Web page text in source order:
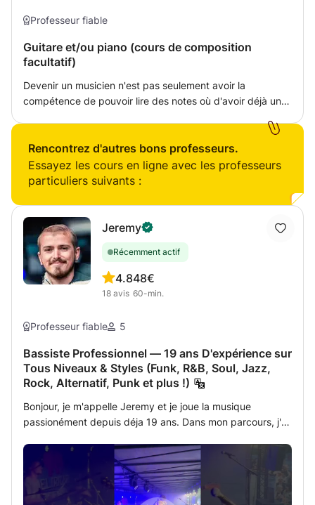
Professeur fiable
Guitare et/ou piano (cours de composition
facultatif)
Devenir un musicien n'est pas seulement avoir la
compétence de pouvoir lire des notes où d'avoir déjà un
spectateurs/auditeurs. Ainsi, que ce soit la guitare,piano
ou simplement la composition de chansons
(lyrics,chords,structure) je ne demande aucune base
lire les notes ou avoir un rythme, cela est aussi bien
possible. C'est pour cela que je m'adapterais à la
personne qui se trouvera devant moi, en occurrence mon
élève, afin de pouvoir lui donner au mieux un cours
interactif et enrichissant.
Rencontrez d'autres bons professeurs.
Essayez les cours en ligne avec les professeurs
particuliers suivants :
Jeremy
Récemment actif
4.8
18 avis
48€
60-min.
Professeur fiable 5
Bassiste Professionnel — 19 ans D'expérience sur
Tous Niveaux & Styles (Funk, R&B, Soul, Jazz,
Rock, Alternatif, Punk et plus !)
Bonjour, je m'appelle Jeremy et je joue la musique
passionément depuis déja 19 ans. Dans mon parcours, j'ai
variété de groupes et d'ensembles en Angleterre et en
Belgique dans de nombreux styles (funk, R&B, soul, jazz,
rock, alternatif, punk et bien d'autres). J'ai également
complété 3 ans d'études de basse électrique au